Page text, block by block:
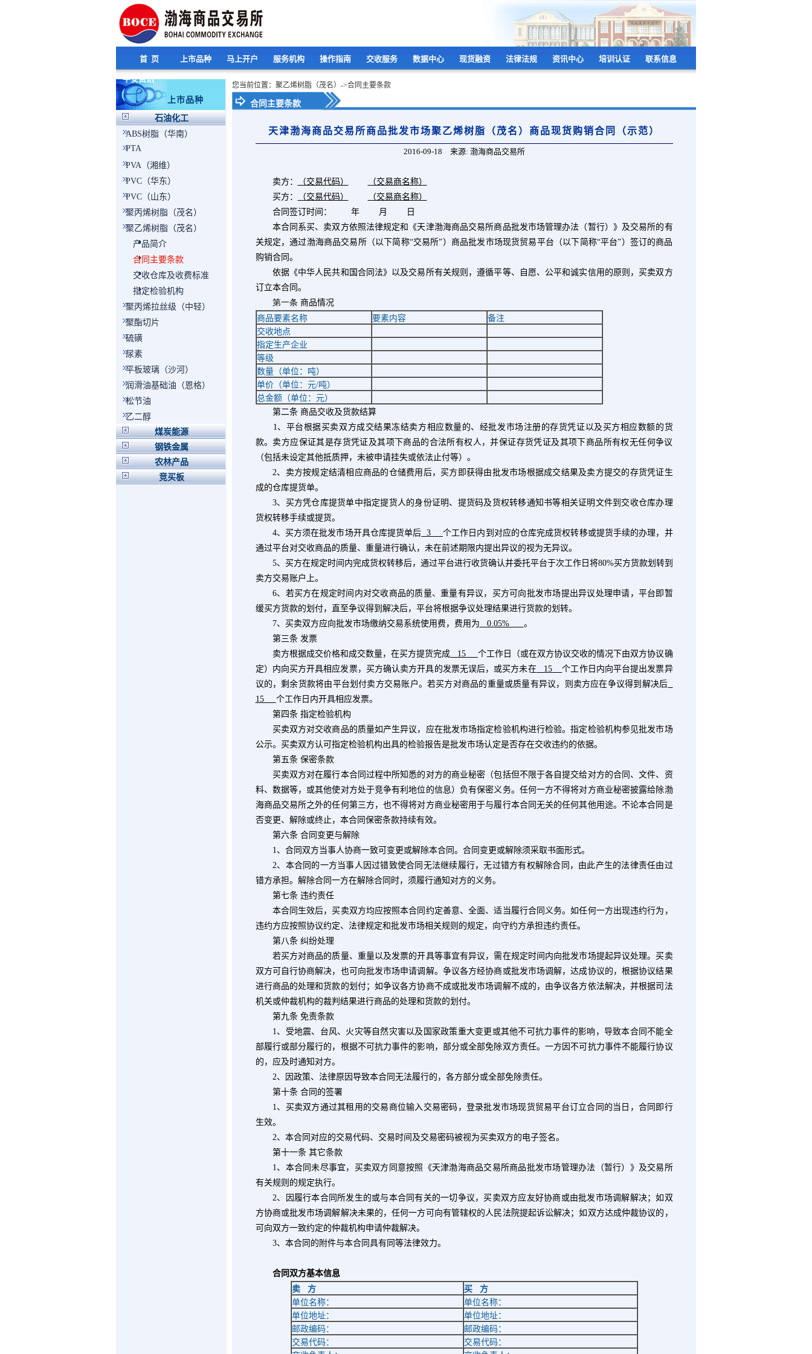
首 页 上市品种 马上开户 服务机构 操作指南 交收服务 数据中心 现货融资 法律法规 资讯中心 培训认证 联系信息
平安资讯
上市品种
石油化工
ABS树脂（华南）
PTA
PVA（湘维）
PVC（华东）
PVC（山东）
聚丙烯树脂（茂名）
聚乙烯树脂（茂名）
产品简介
合同主要条款
交收仓库及收费标准
指定检验机构
聚丙烯拉丝级（中轻）
聚酯切片
硫磺
尿素
平板玻璃（沙河）
润滑油基础油（恩格）
松节油
乙二醇
煤炭能源
钢铁金属
农林产品
竞买板
您当前位置：聚乙烯树脂（茂名）->合同主要条款
合同主要条款
天津渤海商品交易所商品批发市场聚乙烯树脂（茂名）商品现货购销合同（示范）
2016-09-18 来源: 渤海商品交易所
卖方： （交易代码）
（交易商名称）
买方：
（交易代码）
（交易商名称）
合同签订时间： 年 月 日
本合同系买、卖双方依照法律规定和《天津渤海商品交易所商品批发市场管理办法（暂行）》及交易所的有
关规定，通过渤海商品交易所（以下简称“交易所”）商品批发市场现货贸易平台（以下简称“平台”）签订的商品
购销合同。
依据《中华人民共和国合同法》以及交易所有关规则，遵循平等、自愿、公平和诚实信用的原则，买卖双方
订立本合同。
第一条 商品情况
商品要素名称
要素内容
备注
交收地点
指定生产企业
等级
数量（单位：吨）
单价（单位：元/吨）
总金额（单位：元）
第二条 商品交收及货款结算
1、平台根据买卖双方成交结果冻结卖方相应数量的、经批发市场注册的存货凭证以及买方相应数额的货
款。卖方应保证其是存货凭证及其项下商品的合法所有权人，并保证存货凭证及其项下商品所有权无任何争议
（包括未设定其他抵质押，未被申请挂失或依法止付等）。
2、卖方按规定结清相应商品的仓储费用后，买方即获得由批发市场根据成交结果及卖方提交的存货凭证生
成的仓库提货单。
3、买方凭仓库提货单中指定提货人的身份证明、提货码及货权转移通知书等相关证明文件到交收仓库办理
货权转移手续或提货。
4、买方须在批发市场开具仓库提货单后 3个工作日内到对应的仓库完成货权转移或提货手续的办理，并
通过平台对交收商品的质量、重量进行确认，未在前述期限内提出异议的视为无异议。
5、买方在规定时间内完成货权转移后，通过平台进行收货确认并委托平台于次工作日将80%买方货款划转到
卖方交易账户上。
6、若买方在规定时间内对交收商品的质量、重量有异议，买方可向批发市场提出异议处理申请，平台即暂
缓买方货款的划付，直至争议得到解决后，平台将根据争议处理结果进行货款的划转。
7、买卖双方应向批发市场缴纳交易系统使用费，费用为 0.05% 。
第三条 发票
卖方根据成交价格和成交数量，在买方提货完成15个工作日（或在双方协议交收的情况下由双方协议确
定）内向买方开具相应发票，买方确认卖方开具的发票无误后，或买方未在15个工作日内向平台提出发票异
议的，剩余货款将由平台划付卖方交易账户。若买方对商品的重量或质量有异议，则卖方应在争议得到解决后
15 个工作日内开具相应发票。
第四条 指定检验机构
买卖双方对交收商品的质量如产生异议，应在批发市场指定检验机构进行检验。指定检验机构参见批发市场
公示。买卖双方认可指定检验机构出具的检验报告是批发市场认定是否存在交收违约的依据。
第五条 保密条款
买卖双方对在履行本合同过程中所知悉的对方的商业秘密（包括但不限于各自提交给对方的合同、文件、资
料、数据等，或其他使对方处于竞争有利地位的信息）负有保密义务。任何一方不得将对方商业秘密披露给除渤
海商品交易所之外的任何第三方，也不得将对方商业秘密用于与履行本合同无关的任何其他用途。不论本合同是
否变更、解除或终止，本合同保密条款持续有效。
第六条 合同变更与解除
1、合同双方当事人协商一致可变更或解除本合同。合同变更或解除须采取书面形式。
2、本合同的一方当事人因过错致使合同无法继续履行，无过错方有权解除合同，由此产生的法律责任由过
错方承担。解除合同一方在解除合同时，须履行通知对方的义务。
第七条 违约责任
本合同生效后，买卖双方均应按照本合同约定善意、全面、适当履行合同义务。如任何一方出现违约行为，
违约方应按照协议约定、法律规定和批发市场相关规则的规定，向守约方承担违约责任。
第八条 纠纷处理
若买方对商品的质量、重量以及发票的开具等事宜有异议，需在规定时间内向批发市场提起异议处理。买卖
双方可自行协商解决，也可向批发市场申请调解。争议各方经协商或批发市场调解，达成协议的，根据协议结果
进行商品的处理和货款的划付；如争议各方协商不成或批发市场调解不成的，由争议各方依法解决，并根据司法
机关或仲裁机构的裁判结果进行商品的处理和货款的划付。
第九条 免责条款
1、受地震、台风、火灾等自然灾害以及国家政策重大变更或其他不可抗力事件的影响，导致本合同不能全
部履行或部分履行的，根据不可抗力事件的影响，部分或全部免除双方责任。一方因不可抗力事件不能履行协议
的，应及时通知对方。
2、因政策、法律原因导致本合同无法履行的，各方部分或全部免除责任。
第十条 合同的签署
1、买卖双方通过其租用的交易商位输入交易密码，登录批发市场现货贸易平台订立合同的当日，合同即行
生效。
2、本合同对应的交易代码、交易时间及交易密码被视为买卖双方的电子签名。
第十一条 其它条款
1、本合同未尽事宜，买卖双方同意按照《天津渤海商品交易所商品批发市场管理办法（暂行）》及交易所
有关规则的规定执行。
2、因履行本合同所发生的或与本合同有关的一切争议，买卖双方应友好协商或由批发市场调解解决；如双
方协商或批发市场调解解决未果的，任何一方可向有管辖权的人民法院提起诉讼解决；如双方达成仲裁协议的，
可向双方一致约定的仲裁机构申请仲裁解决。
3、本合同的附件与本合同具有同等法律效力。
合同双方基本信息
卖
方 买
方
单位名称：
单位名称：
单位地址：
单位地址：
邮政编码：
邮政编码：
交易代码：
交易代码：